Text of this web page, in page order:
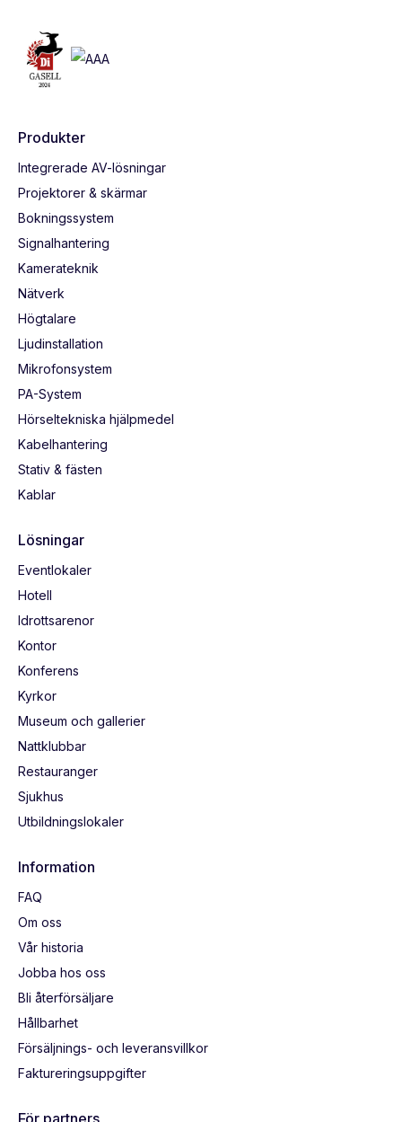
Produkter
Integrerade AV-lösningar
Projektorer & skärmar
Bokningssystem
Signalhantering
Kamerateknik
Nätverk
Högtalare
Ljudinstallation
Mikrofonsystem
PA-System
Hörseltekniska hjälpmedel
Kabelhantering
Stativ & fästen
Kablar
Lösningar
Eventlokaler
Hotell
Idrottsarenor
Kontor
Konferens
Kyrkor
Museum och gallerier
Nattklubbar
Restauranger
Sjukhus
Utbildningslokaler
Information
FAQ
Om oss
Vår historia
Jobba hos oss
Bli återförsäljare
Hållbarhet
Försäljnings- och leveransvillkor
Faktureringsuppgifter
För partners